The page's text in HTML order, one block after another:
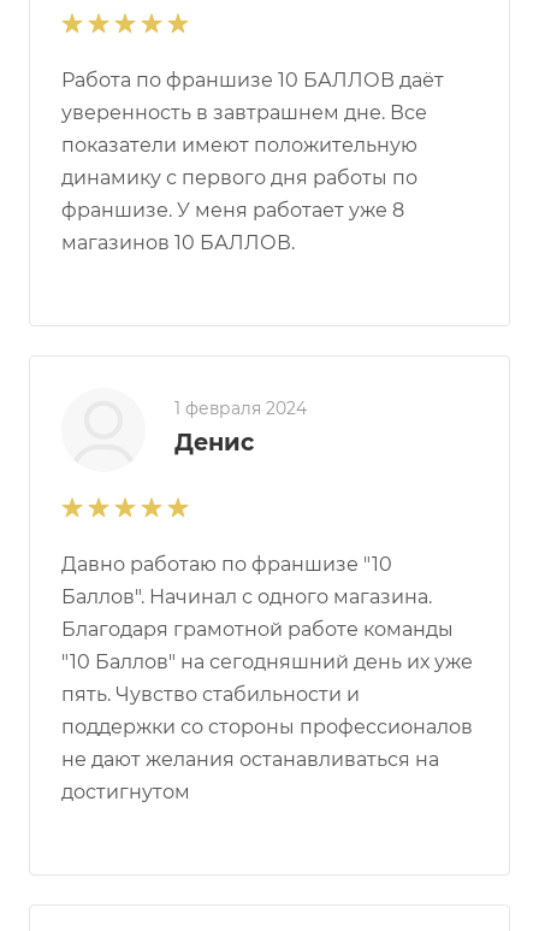
Работа по франшизе 10 БАЛЛОВ даёт
уверенность в завтрашнем дне. Все
показатели имеют положительную
динамику с первого дня работы по
франшизе. У меня работает уже 8
магазинов 10 БАЛЛОВ.
1 февраля 2024
Денис
Давно работаю по франшизе "10
Баллов". Начинал с одного магазина.
Благодаря грамотной работе команды
"10 Баллов" на сегодняшний день их уже
пять. Чувство стабильности и
поддержки со стороны профессионалов
не дают желания останавливаться на
достигнутом